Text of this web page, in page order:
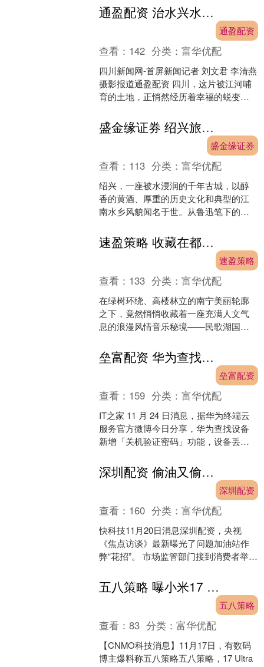
选进行磋商。（CCT....
通盈配资 治水兴水、绿色航运、生态共护 看幸福河湖的“四川之道”｜新闻发布最前线•深一度
通盈配资
查看： 142 分类：富华优配
四川新闻网-首屏新闻记者 刘文君 李清燕
摄影报道通盈配资 四川，这片被江河哺
育的土地，正悄然经历着幸福的蜕变。
（州）级幸福河湖....
盛金缘证券 绍兴旅游怎么玩？这家旅行社带你体验江南水乡的文脉与风骨
盛金缘证券
查看： 113 分类：富华优配
绍兴，一座被水浸润的千年古城，以醇
香的黄酒、厚重的历史文化和典型的江
南水乡风貌闻名于世。从鲁迅笔下的风
到醇厚老酒香盛金缘证券，....速盈策略 收藏在都市繁华里的浪漫——南宁民歌湖国际音乐小镇
速盈策略
查看： 133 分类：富华优配
在绿树环绕、高楼林立的南宁美丽轮廓
之下，竟然悄悄收藏着一座充满人文气
息的浪漫风情音乐秘境——民歌湖国际
色温柔垂落，这里便成为....垒富配资 华为查找设备新增「关机验证密码」功能，随 HarmonyOS 6 上线
垒富配资
查看： 159 分类：富华优配
IT之家 11 月 24 日消息，据华为终端云
服务官方微博今日分享，华为查找设备
新增「关机验证密码」功能，设备丢失
加被找回的概....
深圳配资 偷油又偷税！央视曝光问题加油站作弊“花招”
深圳配资
查看： 160 分类：富华优配
快科技11月20日消息深圳配资，央视
《焦点访谈》最新曝光了问题加油站作
弊“花招”。 市场监管部门接到消费者举报
行突击检查，开封....
五八策略 曝小米17 Ultra将配备“可变长焦”和“可变镜头” 年底见？
五八策略
查看：83 分类：富华优配
【CNMO科技消息】11月17日，有数码
博主爆料称五八策略五八策略，17 Ultra